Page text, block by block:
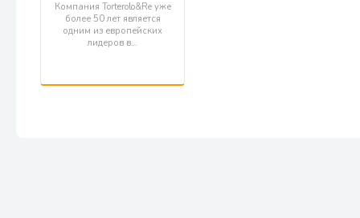
Компания Torterolo&Re уже
более 50 лет является
одним из европейских
лидеров в…